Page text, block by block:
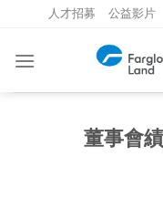
content
人才招募 公益影片
董事會